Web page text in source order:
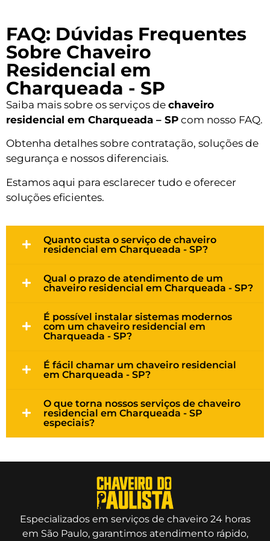
FAQ: Dúvidas Frequentes
Sobre Chaveiro
Residencial em
Charqueada - SP
Saiba mais sobre os serviços de chaveiro
residencial em Charqueada – SP com nosso FAQ.
Obtenha detalhes sobre contratação, soluções de
segurança e nossos diferenciais.
Estamos aqui para esclarecer tudo e oferecer
soluções eficientes.
Quanto custa o serviço de chaveiro
residencial em Charqueada - SP?
Qual o prazo de atendimento de um
chaveiro residencial em Charqueada - SP?
É possível instalar sistemas modernos
com um chaveiro residencial em
Charqueada - SP?
É fácil chamar um chaveiro residencial
em Charqueada - SP?
O que torna nossos serviços de chaveiro
residencial em Charqueada - SP
especiais?
Especializados em serviços de chaveiro 24 horas
em São Paulo, garantimos atendimento rápido,